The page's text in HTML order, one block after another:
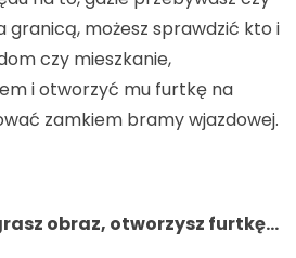
granicą, możesz sprawdzić kto i
czy mieszkanie,
i otworzyć mu furtkę na
zamkiem bramy wjazdowej.
obraz, otworzysz furtkę…